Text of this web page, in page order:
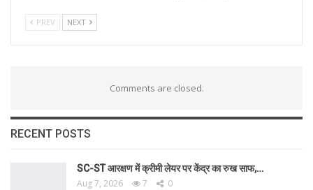
PREV NEXT
Comments are closed.
RECENT POSTS
SC-ST आरक्षण में क्रीमी लेयर पर केंद्र का रुख साफ,…
Aug 7, 2026 7 0